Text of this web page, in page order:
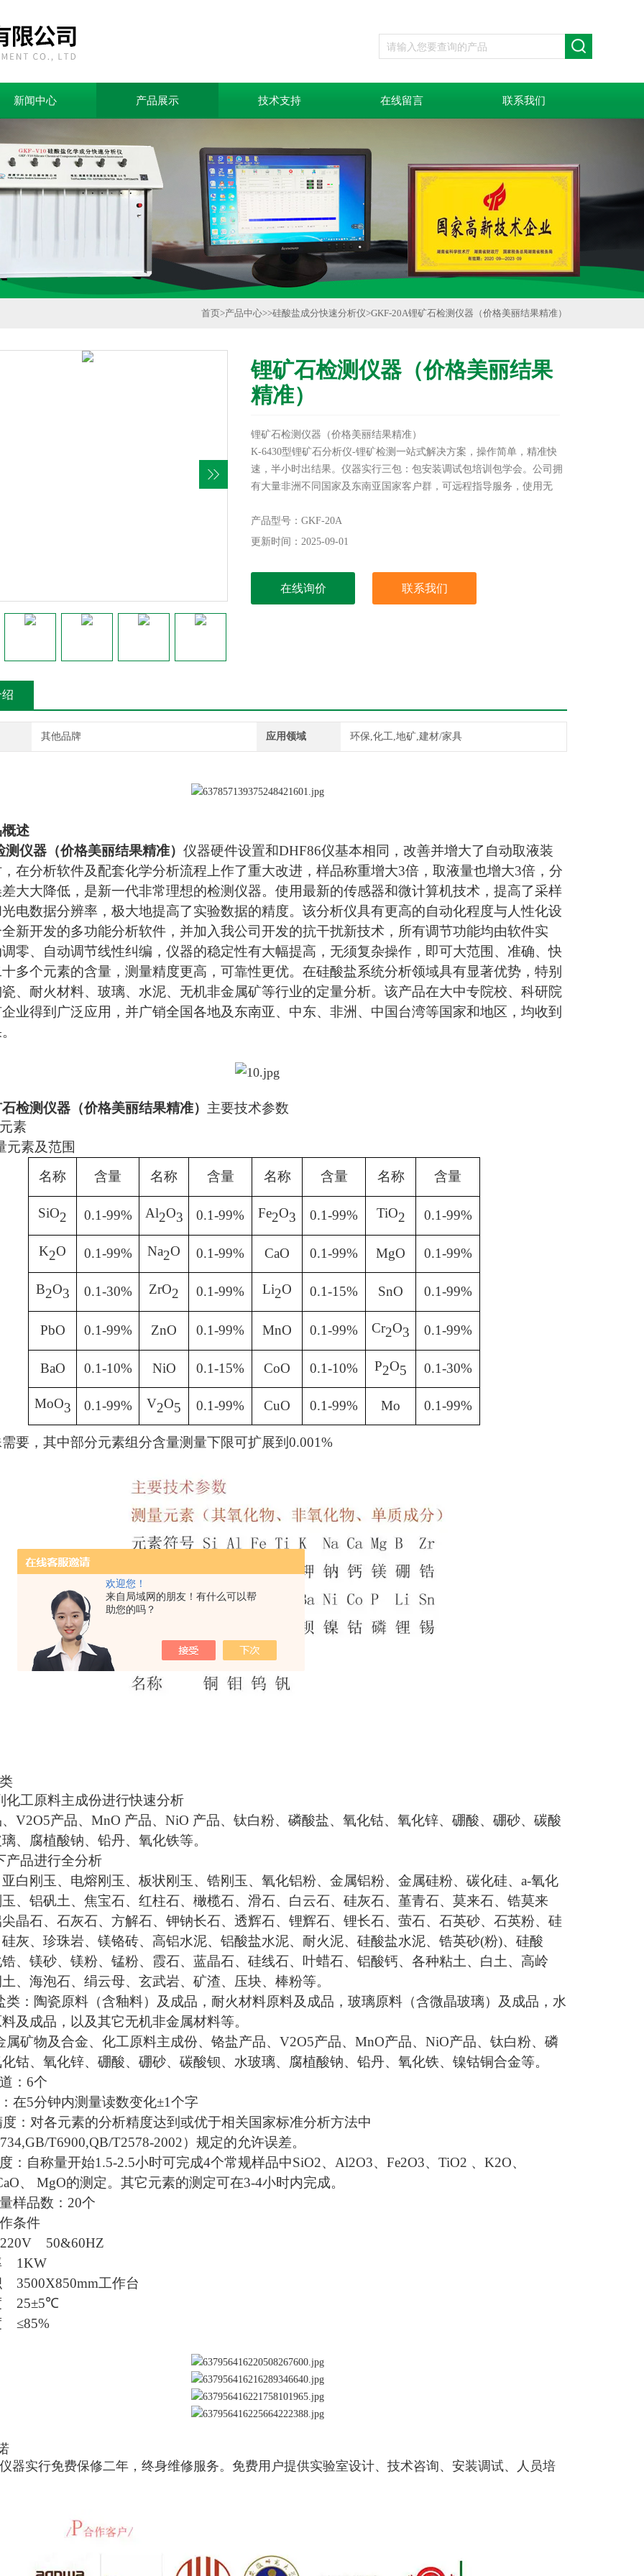
欢迎您！
来自局域网的朋友！有什么可以帮
助您的吗？
新闻中心 产品展示 技术支持 在线留言 联系我们
首页>产品中心>>硅酸盐成分快速分析仪>GKF-20A锂矿石检测仪器（价格美丽结果精准）
锂矿石检测仪器（价格美丽结果
精准）
锂矿石检测仪器（价格美丽结果精准）
K-6430型锂矿石分析仪-锂矿检测一站式解决方案，操作简单，精准快
速，半小时出结果。仪器实行三包：包安装调试包培训包学会。公司拥
有大量非洲不同国家及东南亚国家客户群，可远程指导服务，使用无
产品型号：GKF-20A
更新时间：2025-09-01
在线询价 联系我们
其他品牌 应用领域 环保,化工,地矿,建材/家具
概述
测仪器（价格美丽结果精准） 仪器硬件设置和DHF86仪基本相同，改善并增大了自动取液装
在分析软件及配套化学分析流程上作了重大改进，样品称重增大3倍，取液量也增大3倍，分
大大降低，是新一代非常理想的检测仪器。使用最新的传感器和微计算机技术，提高了采样
电数据分辨率，极大地提高了实验数据的精度。该分析仪具有更高的自动化程度与人性化设
新开发的多功能分析软件，并加入我公司开发的抗干扰新技术，所有调节功能均由软件实
零、自动调节线性纠编，仪器的稳定性有大幅提高，无须复杂操作，即可大范围、准确、快
多个元素的含量，测量精度更高，可靠性更优。在硅酸盐系统分析领域具有显著优势，特别
、耐火材料、玻璃、水泥、无机非金属矿等行业的定量分析。该产品在大中专院校、科研院
业得到广泛应用，并广销全国各地及东南亚、中东、非洲、中国台湾等国家和地区，均收到
检测仪器（价格美丽结果精准） 主要技术参数
素
元素及范围
名称
含量 名称 含量 名称 含量 名称 含量
SiO2 0.1-99% Al2O3 0.1-99% Fe2O3 0.1-99% TiO2 0.1-99%
K2O 0.1-99% Na2O 0.1-99% CaO 0.1-99% MgO 0.1-99%
B2O3 0.1-30% ZrO2 0.1-99% Li2O 0.1-15% SnO 0.1-99%
PbO 0.1-99% ZnO 0.1-99% MnO 0.1-99% Cr2O3 0.1-99%
BaO 0.1-10% NiO 0.1-15% CoO 0.1-10% P2O5 0.1-30%
MoO3 0.1-99% V2O5 0.1-99% CuO 0.1-99% Mo 0.1-99%
要，其中部分元素组分含量测量下限可扩展到 0.001%
化工原料主成份进行快速分析
V2O5产品、 MnO 产品、 NiO 产品、钛白粉、磷酸盐、氧化钴、氧化锌、硼酸、硼砂、碳酸
、腐植酸钠、铅丹、氧化铁等。
产品进行全分析
白刚玉、电熔刚玉、板状刚玉、锆刚玉、氧化铝粉、金属铝粉、金属硅粉、碳化硅、 a-氧化
、铝矾土、焦宝石、红柱石、橄榄石、滑石、白云石、硅灰石、堇青石、莫来石、锆莫来
晶石、石灰石、方解石、钾钠长石、透辉石、锂辉石、锂长石、萤石、石英砂、石英粉、硅
灰、珍珠岩、镁铬砖、高铝水泥、铝酸盐水泥、耐火泥、硅酸盐水泥、锆英砂(粉)、硅酸
、镁砂、镁粉、锰粉、霞石、蓝晶石、硅线石、叶蜡石、铝酸钙、各种粘土、白土、高岭
、海泡石、绢云母、玄武岩、矿渣、压块、棒粉等。
类：陶瓷原料（含釉料）及成品，耐火材料原料及成品，玻璃原料（含微晶玻璃）及成品，水
及成品，以及其它无机非金属材料等。
属矿物及合金、化工原料主成份、铬盐产品、 V2O5产品、 MnO产品、 NiO产品、钛白粉、磷
钴、氧化锌、硼酸、硼砂、碳酸钡、水玻璃、腐植酸钠、铅丹、氧化铁、镍钴铜合金等。
： 6个
在5分钟内测量读数变化±1个字
：对各元素的分析精度达到或优于相关国家标准分析方法中
T6900,QB/T2578-2002）规定的允许误差。
：自称量开始1.5-2.5小时可完成4个常规样品中SiO2、 Al2O3、 Fe2O3、 TiO2 、 K2O、
、 MgO的测定。其它元素的测定可在3-4小时内完成。
样品数： 20个
条件
220V 50&60HZ
1KW
3500X850mm工作台
25±5℃
≤85%
器实行免费保修二年，终身维修服务。免费用户提供实验室设计、技术咨询、安装调试、人员培